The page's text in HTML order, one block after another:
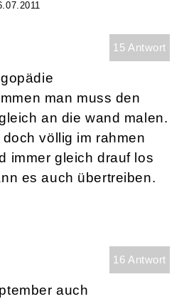
15 Antwort
man muss den
an die wand malen.
völlig im rahmen
immer gleich drauf los
es auch übertreiben.
16 Antwort
auch